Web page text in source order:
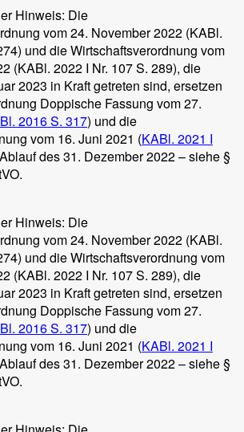
Hinweis: Die
vom 24. November 2022 (KABl.
und die Wirtschaftsverordnung vom
(KABl. 2022 I Nr. 107 S. 289), die
2023 in Kraft getreten sind, ersetzen
Doppische Fassung vom 27.
2016 S. 317) und die
vom 16. Juni 2021 (KABl. 2021 I
des 31. Dezember 2022 – siehe §
Hinweis: Die
vom 24. November 2022 (KABl.
und die Wirtschaftsverordnung vom
(KABl. 2022 I Nr. 107 S. 289), die
2023 in Kraft getreten sind, ersetzen
Doppische Fassung vom 27.
2016 S. 317) und die
vom 16. Juni 2021 (KABl. 2021 I
des 31. Dezember 2022 – siehe §